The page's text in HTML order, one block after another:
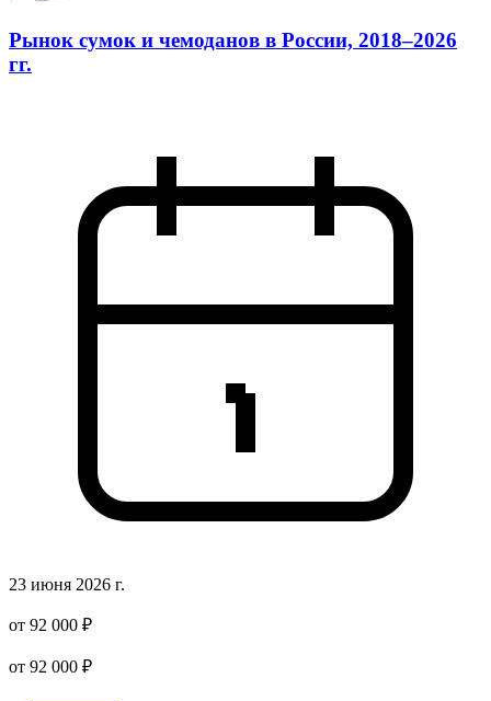
Рынок сумок и чемоданов в России, 2018–2026
гг.
23 июня 2026 г.
от 92 000 ₽
от 92 000 ₽